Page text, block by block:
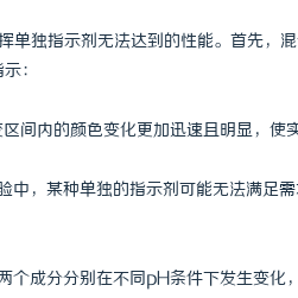
单独指示剂无法达到的性能。首先，
：
间内的颜色变化更加迅速且明显，使
，某种单独的指示剂可能无法满足
个成分分别在不同pH条件下发生变化
全解析